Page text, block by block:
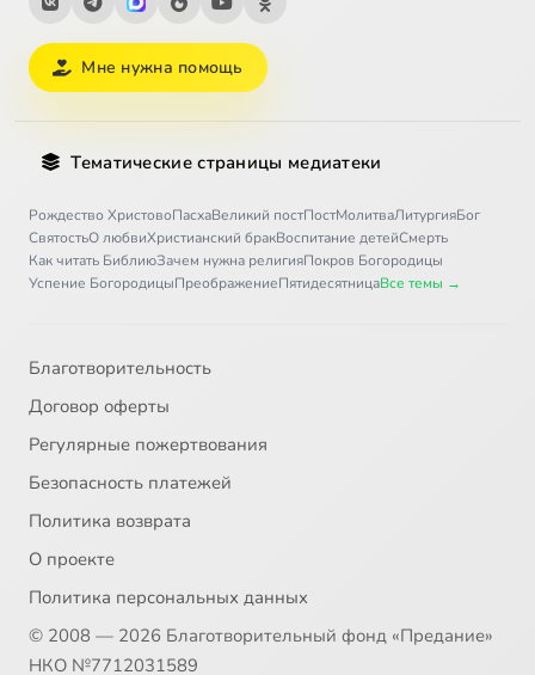
Мне нужна помощь
Тематические страницы медиатеки
Рождество ХристовоПасхаВеликий постПостМолитваЛитургияБог
СвятостьО любвиХристианский бракВоспитание детейСмерть
Как читать БиблиюЗачем нужна религияПокров Богородицы
Успение БогородицыПреображениеПятидесятницаВсе темы →
Благотворительность
Договор оферты
Регулярные пожертвования
Безопасность платежей
Политика возврата
О проекте
Политика персональных данных
© 2008 — 2026 Благотворительный фонд «Предание»
НКО №7712031589